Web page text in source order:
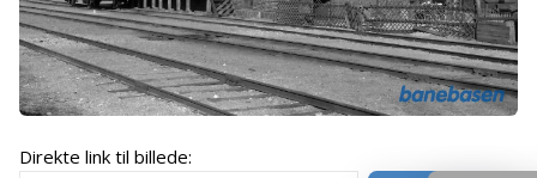
Direkte link til billede: